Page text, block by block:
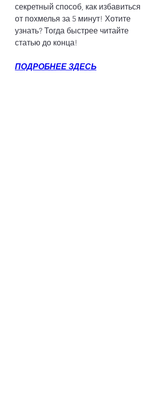
секретный способ, как избавиться
от похмелья за 5 минут! Хотите
узнать? Тогда быстрее читайте
статью до конца!
ПОДРОБНЕЕ ЗДЕСЬ